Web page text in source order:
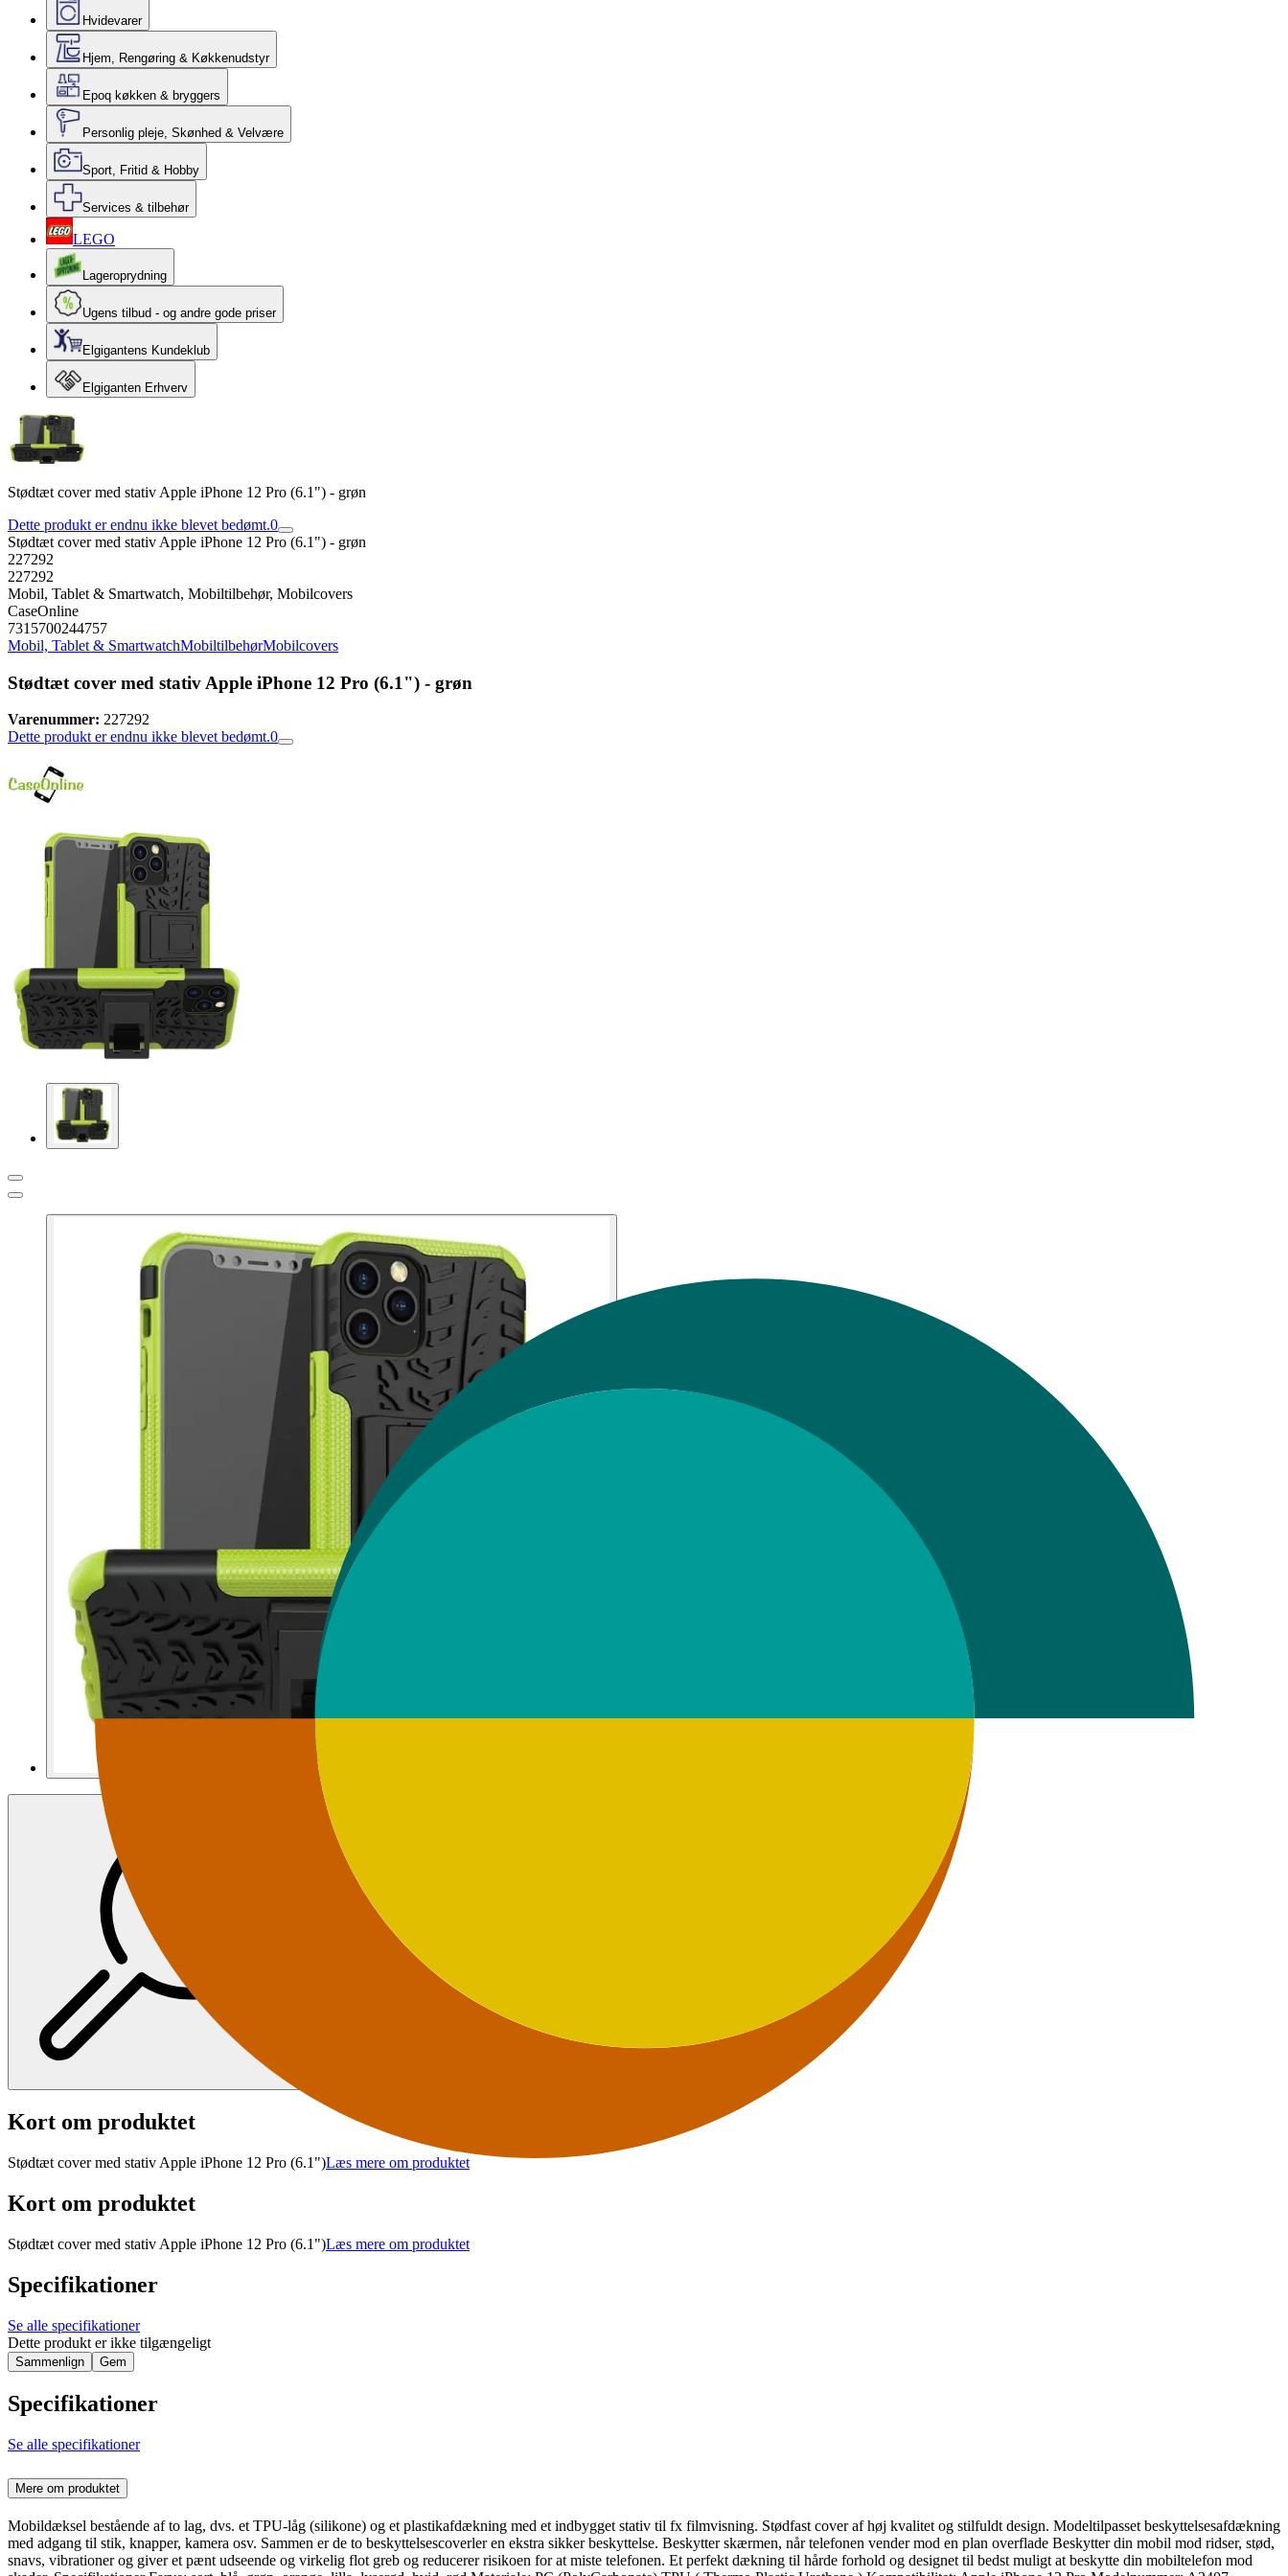
Hvidevarer
Hjem, Rengøring & Køkkenudstyr
Epoq køkken & bryggers
Personlig pleje, Skønhed & Velvære
Sport, Fritid & Hobby
Services & tilbehør
LEGO
Lageroprydning
Ugens tilbud - og andre gode priser
Elgigantens Kundeklub
Elgiganten Erhverv
Stødtæt cover med stativ Apple iPhone 12 Pro (6.1") - grøn
Dette produkt er endnu ikke blevet bedømt.0
Stødtæt cover med stativ Apple iPhone 12 Pro (6.1") - grøn
227292
227292
Mobil, Tablet & Smartwatch, Mobiltilbehør, Mobilcovers
CaseOnline
7315700244757
Mobil, Tablet & SmartwatchMobiltilbehørMobilcovers
Stødtæt cover med stativ Apple iPhone 12 Pro (6.1") - grøn
Varenummer: 227292
Dette produkt er endnu ikke blevet bedømt.0
Kort om produktet
Stødtæt cover med stativ Apple iPhone 12 Pro (6.1")Læs mere om produktet
Kort om produktet
Stødtæt cover med stativ Apple iPhone 12 Pro (6.1")Læs mere om produktet
Specifikationer
Se alle specifikationer
Dette produkt er ikke tilgængeligt
Sammenlign Gem
Specifikationer
Se alle specifikationer
Mere om produktet
Mobildæksel bestående af to lag, dvs. et TPU-låg (silikone) og et plastikafdækning med et indbygget stativ til fx filmvisning. Stødfast cover af høj kvalitet og stilfuldt design. Modeltilpasset beskyttelsesafdækning
med adgang til stik, knapper, kamera osv. Sammen er de to beskyttelsescoverler en ekstra sikker beskyttelse. Beskytter skærmen, når telefonen vender mod en plan overflade Beskytter din mobil mod ridser, stød,
snavs, vibrationer og giver et pænt udseende og virkelig flot greb og reducerer risikoen for at miste telefonen. Et perfekt dækning til hårde forhold og designet til bedst muligt at beskytte din mobiltelefon mod